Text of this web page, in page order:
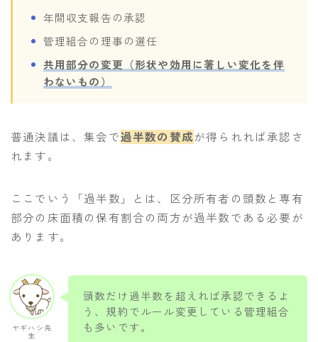
年間収支報告の承認
管理組合の理事の選任
共用部分の変更（形状や効用に著しい変化を伴
わないもの）
普通決議は、集会で過半数の賛成が得られれば承認さ
れます。
ここでいう「過半数」とは、区分所有者の頭数と専有
部分の床面積の保有割合の両方が過半数である必要が
あります。
ヤギハシ先
生
頭数だけ過半数を超えれば承認できるよ
う、規約でルール変更している管理組合
も多いです。